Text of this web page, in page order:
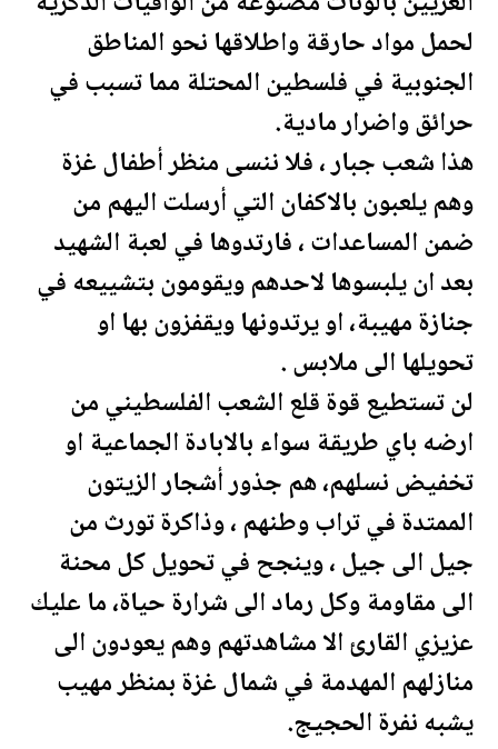
لحمل مواد حارقة واطلاقها نحو المناطق
الجنوبية فيفلسطينالمحتلة مما تسبب في
حرائق واضرار مادية.
هذا شعب جبار ، فلا ننسى منظر أطفال غزة
وهم يلعبون بالاكفان التي أرسلت اليهم من
ضمن المساعدات ، فارتدوها في لعبة الشهيد
بعد ان يلبسوها لاحدهم ويقومون بتشييعه في
جنازة مهيبة، او يرتدونها ويقفزون بها او
تحويلها الى ملابس .
لن تستطيع قوة قلع الشعب الفلسطيني من
ارضه باي طريقة سواء بالابادة الجماعية او
تخفيض نسلهم، هم جذور أشجار الزيتون
الممتدة في تراب وطنهم ، وذاكرة تورث من
جيل الى جيل ، وينجح في تحويل كل محنة
الى مقاومة وكل رماد الى شرارة حياة، ما عليك
عزيزي القارئ الا مشاهدتهم وهم يعودون الى
منازلهم المهدمة في شمال غزة بمنظر مهيب
يشبه نفرة الحجيج.